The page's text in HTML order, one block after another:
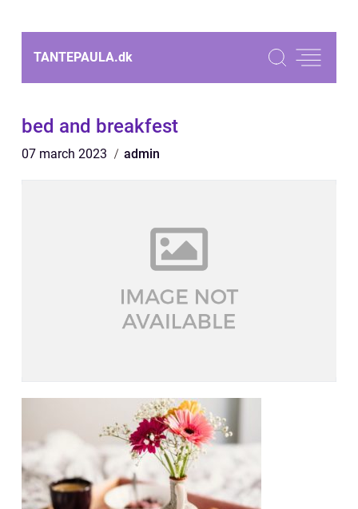
TANTEPAULA.dk
bed and breakfest
07 march 2023 admin